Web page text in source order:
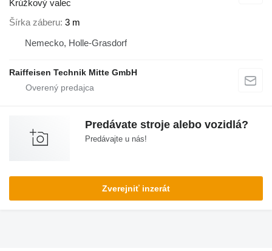
Krúžkový valec
Šírka záberu 3 m
Nemecko, Holle-Grasdorf
Raiffeisen Technik Mitte GmbH
Predávate stroje alebo vozidlá?
Predávajte u nás!
Zverejniť inzerát